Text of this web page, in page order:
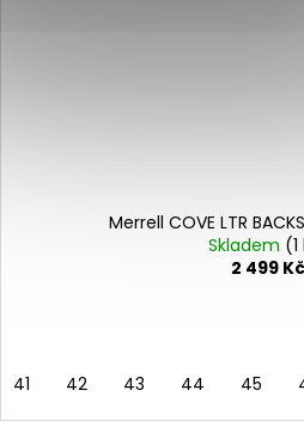
Merrell COVE LTR
Skladem
2 499 Kč
41 42 43 44 45